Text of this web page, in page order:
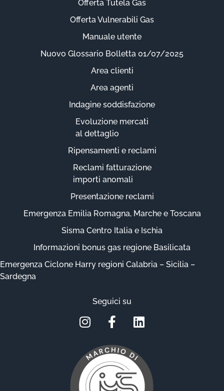
Offerta Tutela Gas
Offerta Vulnerabili Gas
Manuale utente
Nuovo Glossario Bolletta 01/07/2025
Area clienti
Area agenti
Indagine soddisfazione
Evoluzione mercati
al dettaglio
Ripensamenti e reclami
Reclami fatturazione
importi anomali
Presentazione reclami
Emergenza Emilia Romagna, Marche e Toscana
Sisma Centro Italia e Ischia
Informazioni bonus gas regione Basilicata
Emergenza Ciclone Harry regioni Calabria – Sicilia –
Sardegna
Seguici su